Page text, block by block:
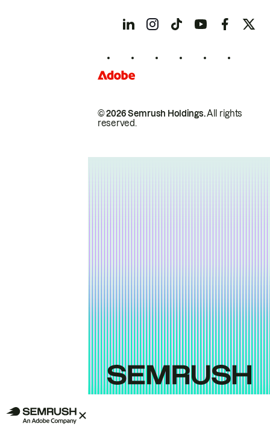
© 2026 Semrush Holdings.All rights
reserved.